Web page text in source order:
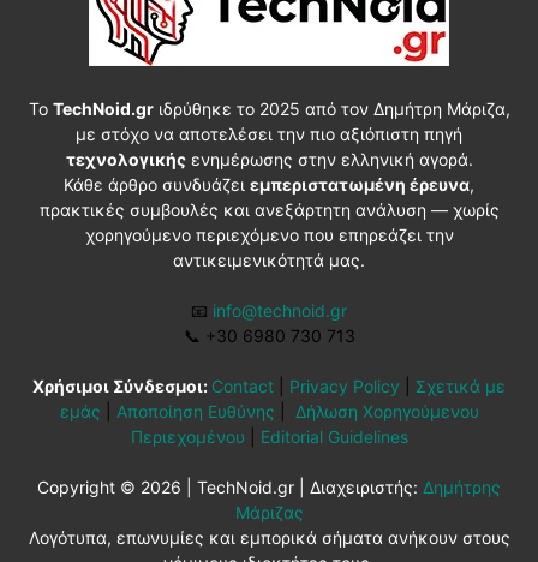
Το TechNoid.grιδρύθηκε το 2025 από τον Δημήτρη Μάριζα,
με στόχο να αποτελέσει την πιο αξιόπιστη πηγή
τεχνολογικήςενημέρωσης στην ελληνική αγορά.
Κάθε άρθρο συνδυάζει εμπεριστατωμένη έρευνα,
πρακτικές συμβουλές και ανεξάρτητη ανάλυση — χωρίς
χορηγούμενο περιεχόμενο που επηρεάζει την
αντικειμενικότητά μας.
📧 info@technoid.gr
📞 +30 6980 730 713
Χρήσιμοι Σύνδεσμοι: Contact Privacy Policy
Σχετικά με
εμάς
Αποποίηση Ευθύνης
Δήλωση Χορηγούμενου
Περιεχομένου
Editorial Guidelines
Copyright © 2026 | TechNoid.gr | Διαχειριστής: Δημήτρης
Μάριζας
Λογότυπα, επωνυμίες και εμπορικά σήματα ανήκουν στους